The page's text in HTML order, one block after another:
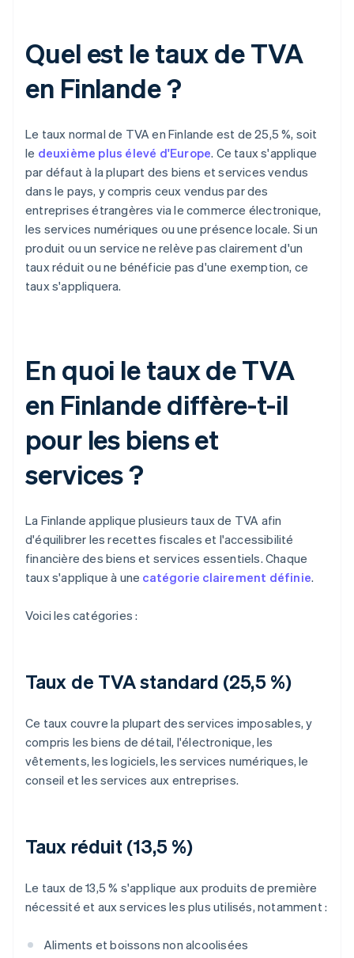
Quel est le taux de TVA
en Finlande ?
Le taux normal de TVA en Finlande est de 25,5 %, soit
le deuxième plus élevé d'Europe. Ce taux s'applique
par défaut à la plupart des biens et services vendus
dans le pays, y compris ceux vendus par des
entreprises étrangères via le commerce électronique,
les services numériques ou une présence locale. Si un
produit ou un service ne relève pas clairement d'un
taux réduit ou ne bénéficie pas d'une exemption, ce
taux s'appliquera.
En quoi le taux de TVA
en Finlande diffère-t-il
pour les biens et
services ?
La Finlande applique plusieurs taux de TVA afin
d'équilibrer les recettes fiscales et l'accessibilité
financière des biens et services essentiels. Chaque
taux s'applique à une catégorie clairement définie.
Voici les catégories :
Taux de TVA standard (25,5 %)
Ce taux couvre la plupart des services imposables, y
compris les biens de détail, l'électronique, les
vêtements, les logiciels, les services numériques, le
conseil et les services aux entreprises.
Taux réduit (13,5 %)
Le taux de 13,5 % s'applique aux produits de première
nécessité et aux services les plus utilisés, notamment :
Aliments et boissons non alcoolisées